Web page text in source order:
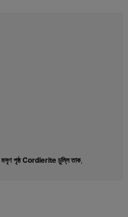
মসৃণ পৃষ্ঠ Cordierite চুল্লি তাক,